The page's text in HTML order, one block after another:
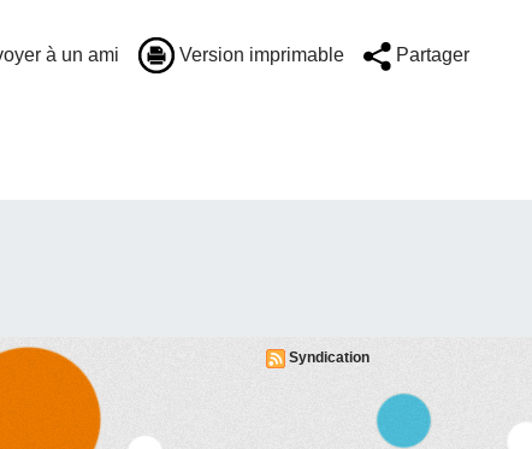
à un ami Version imprimable Partager
Syndication